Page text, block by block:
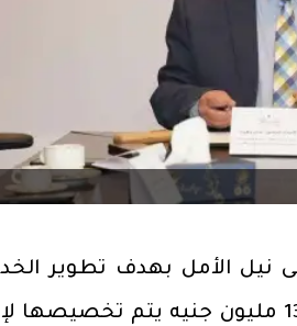
نيل الأمل بهدف تطوير
الطبية المقدمة للأطفال بالمستشفى، وذلك نحو أكثر من 136 مليون جنيه يتم